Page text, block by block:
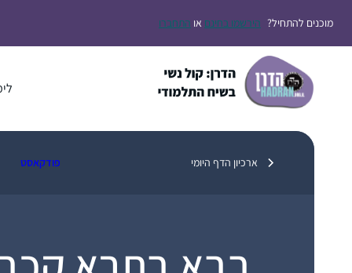
לתוכןמוכנים להתחיל? הירשמו בחינם או התחברו
ארכיון הדף היומי פודקאסט